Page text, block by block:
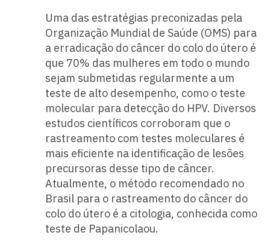
Uma das estratégias preconizadas pela
Organização Mundial de Saúde (OMS) para
a erradicação do câncer do colo do útero é
que 70% das mulheres em todo o mundo
sejam submetidas regularmente a um
teste de alto desempenho, como o teste
molecular para detecção do HPV. Diversos
estudos científicos corroboram que o
rastreamento com testes moleculares é
mais eficiente na identificação de lesões
precursoras desse tipo de câncer.
Atualmente, o método recomendado no
Brasil para o rastreamento do câncer do
colo do útero é a citologia, conhecida como
teste de Papanicolaou.